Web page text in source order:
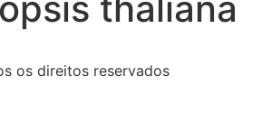
os direitos reservados